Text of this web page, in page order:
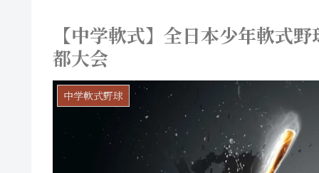
【中学軟式】全日本少年軟式
都大会
中学軟式野球